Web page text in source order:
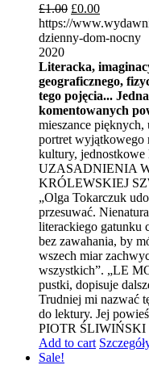
£1.00 £0.00
https://
dzienny-dom-nocny
2020
Literacka,
geograficznego,
tego pojęcia...
komentowanych
mieszance
portret wyjątkowego
kultury, jednostkowe
UZASADNIENIA
KRÓLEWSKIEJ
„Olga Tokarczuk
przesuwać.
literackiego gatunku
bez zawahania, by
wszech miar
wszystkich”. „LE
pustki, dopisuje
Trudniej mi nazwać
do lektury. Jej
PIOTR ŚLIWIŃSKI
Add to cart
Sale!